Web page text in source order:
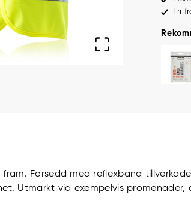
Fri
Försedd med reflexband
Utmärkt vid exempelvis promenader,